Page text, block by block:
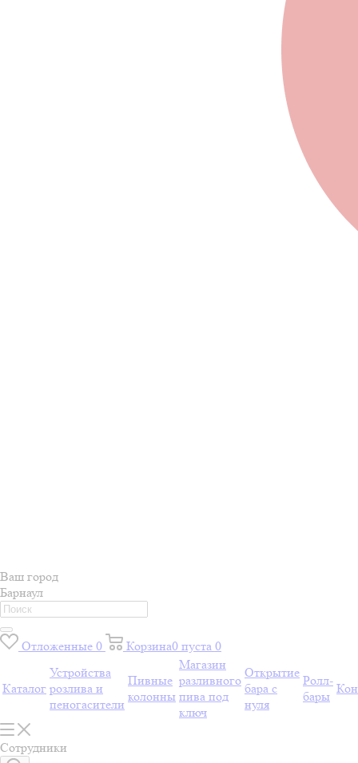
Ваш город
Барнаул
Отложенные 0 Корзина0 пуста 0
Каталог
Устройства
розлива и
пеногасители
Пивные
колонны
Магазин
разливного
пива под
ключ
Открытие
бара с
нуля
Ролл-
бары
Сотрудники